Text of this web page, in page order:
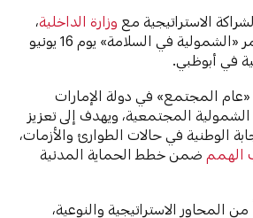
الاستراتيجية مع وزارة الداخلية،
النسخة الأولى من مؤتمر «الشمولية في السلامة» يوم 16 يونيو
المجتمع» في دولة الإمارات
المجتمعية، ويهدف إلى تعزيز
الوطنية في حالات الطوارئ والأزمات،
الهممضمن خطط الحماية المدنية
المحاور الاستراتيجية والنوعية،